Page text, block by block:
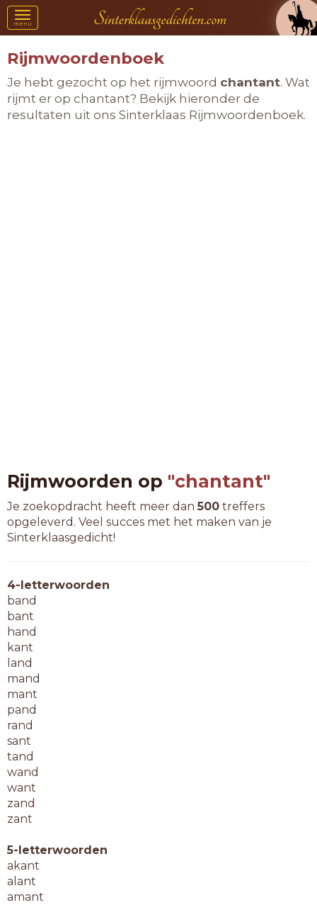
Toggle
navigation
menu
Rijmwoordenboek
Je hebt gezocht op het rijmwoord chantant. Wat
rijmt er op chantant? Bekijk hieronder de
resultaten uit ons Sinterklaas Rijmwoordenboek.
Rijmwoorden op "chantant"
Je zoekopdracht heeft meer dan500 treffers
opgeleverd. Veel succes met het maken van je
Sinterklaasgedicht!
4-letterwoorden
band
bant
hand
kant
land
mand
mant
pand
rand
sant
tand
wand
want
zand
zant
5-letterwoorden
akant
alant
amant